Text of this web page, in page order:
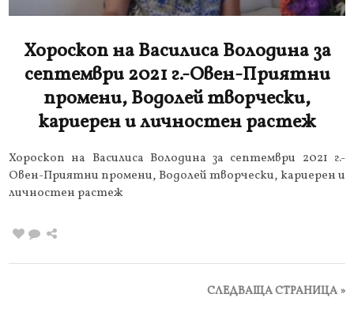
Хороскоп на Василиса Володина за
септември 2021 г.-Овен-Приятни
промени, Водолей творчески,
кариерен и личностен растеж
Хороскоп на Василиса Володина за септември 2021 г.-
Овен-Приятни промени, Водолей творчески, кариерен и
личностен растеж
СЛЕДВАЩА СТРАНИЦА »